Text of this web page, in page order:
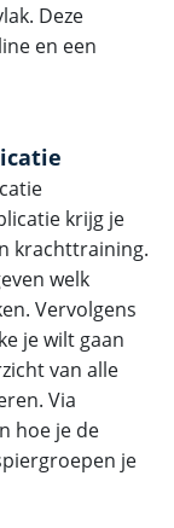
Deze
en een
krijg je
krachttraining.
welk
Vervolgens
je wilt gaan
van alle
Via
hoe je de
je